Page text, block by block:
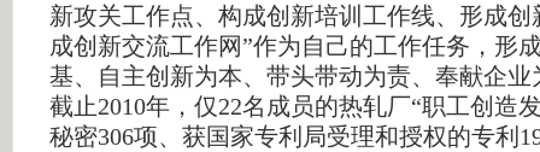
新攻关工作点、构成创新培训工作线、形成
成创新交流工作网”作为自己的工作任务，形
基、自主创新为本、带头带动为责、奉献企业
截止2010年，仅22名成员的热轧厂“职工创造
秘密306项、获国家专利局受理和授权的专利